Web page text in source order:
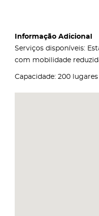
Informação Adicional
Serviços disponíveis:
com mobilidade
Capacidade: 200 lugares